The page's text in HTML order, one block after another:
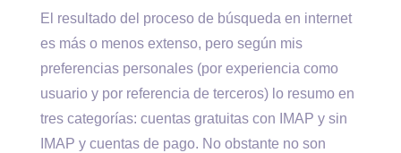
El resultado del proceso de búsqueda en internet
es más o menos extenso, pero según mis
preferencias personales (por experiencia como
usuario y por referencia de terceros) lo resumo en
tres categorías: cuentas gratuitas con IMAP y sin
IMAP y cuentas de pago. No obstante no son